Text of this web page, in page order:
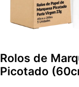
Rolos de
Picotado